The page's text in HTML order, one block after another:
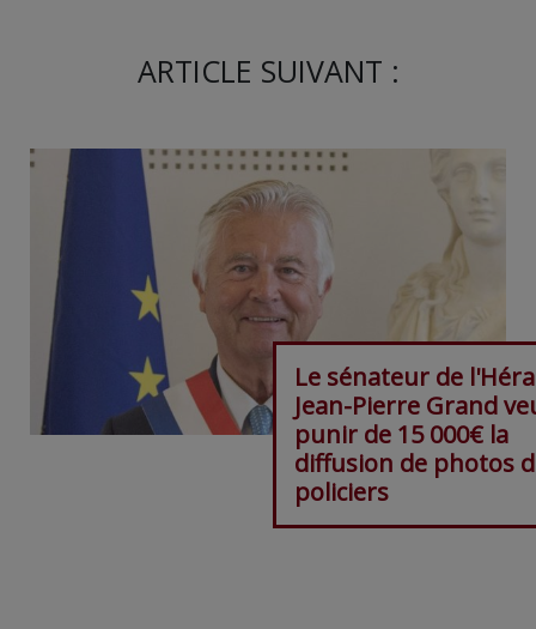
ARTICLE SUIVANT :
Le sénateur de
Jean-Pierre Grand
punir de 15 000€ la
diffusion de photos
policiers